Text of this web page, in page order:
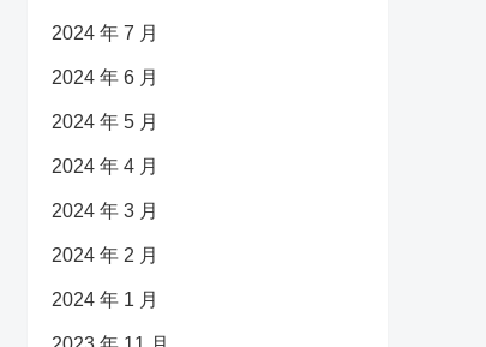
2024 年 7 月
2024 年 6 月
2024 年 5 月
2024 年 4 月
2024 年 3 月
2024 年 2 月
2024 年 1 月